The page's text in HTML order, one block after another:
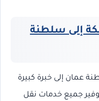
إلى سلطنة
عمان إلى خبرة كبيرة
جميع خدمات نقل